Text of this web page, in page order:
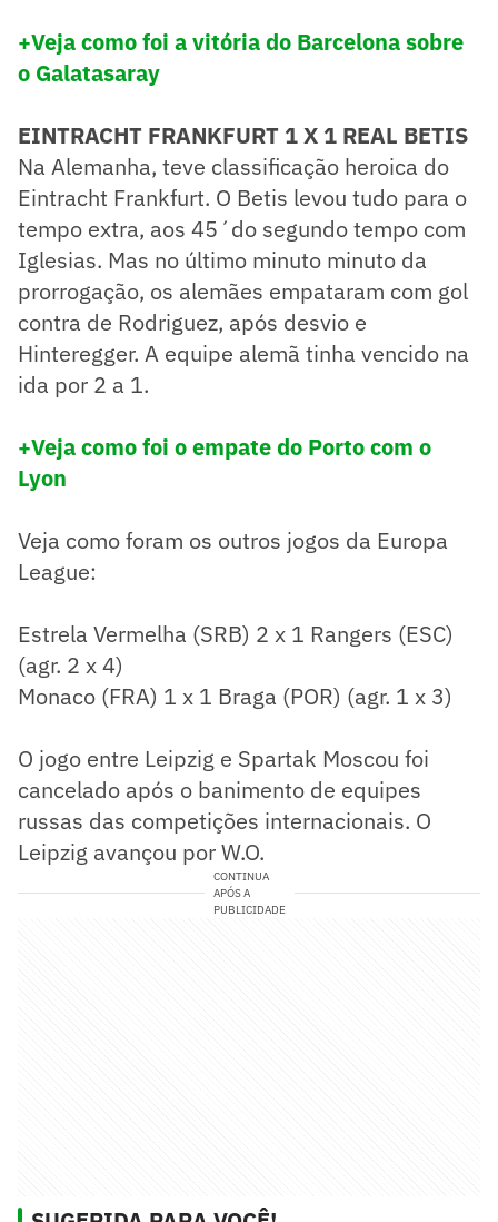
+Veja como foi a vitória do Barcelona sobre
o Galatasaray
EINTRACHT FRANKFURT 1 X 1 REAL BETIS
​Na Alemanha, teve classificação heroica do
Eintracht Frankfurt. O Betis levou tudo para o
tempo extra, aos 45´do segundo tempo com
Iglesias. Mas no último minuto minuto da
prorrogação, os alemães empataram com gol
contra de Rodriguez, após desvio e
Hinteregger. A equipe alemã tinha vencido na
ida por 2 a 1.
+Veja como foi o empate do Porto com o
Lyon
Veja como foram os outros jogos da Europa
League:
Estrela Vermelha (SRB) 2 x 1 Rangers (ESC)
(agr. 2 x 4)
Monaco (FRA) 1 x 1 Braga (POR) (agr. 1 x 3)
O jogo entre Leipzig e Spartak Moscou foi
cancelado após o banimento de equipes
russas das competições internacionais. O
Leipzig avançou por W.O.
CONTINUA
APÓS A
PUBLICIDADE